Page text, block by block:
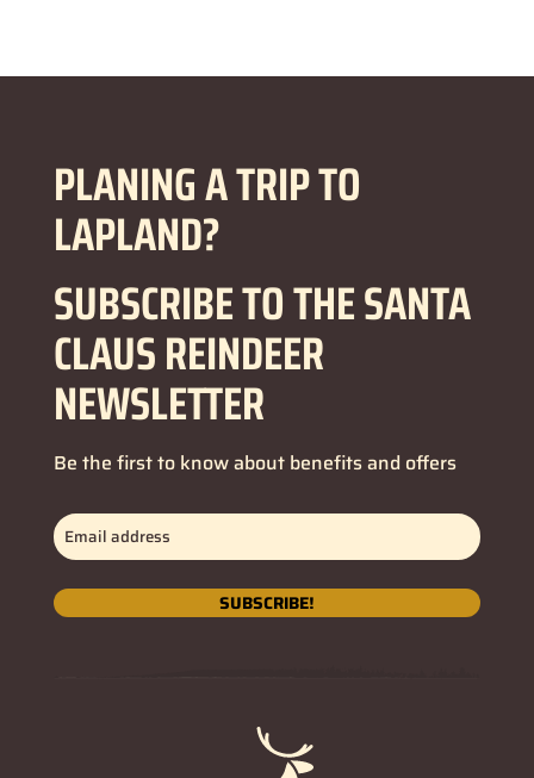
PLANING A TRIP TO
LAPLAND?
SUBSCRIBE TO THE SANTA
CLAUS REINDEER
NEWSLETTER
Be the first to know about benefits and offers
Email
address(Obbligatorio)
SUBSCRIBE!